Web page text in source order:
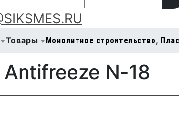
Товары Монолитное строительство,
Antifreeze N-18